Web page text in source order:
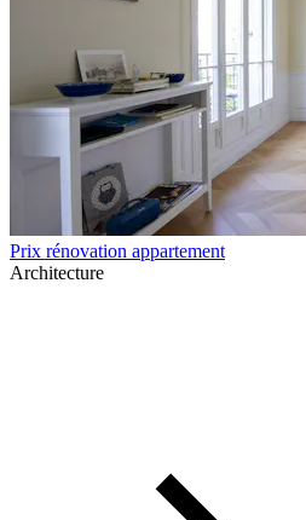
Prix rénovation appartement
Architecture